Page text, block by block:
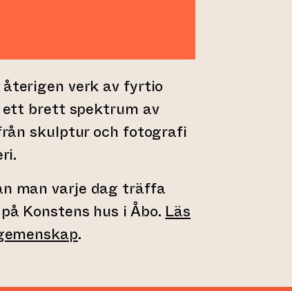
verk av fyrtio
ett brett spektrum av
skulptur och fotografi
man varje dag träffa
Konstens hus i Åbo. Läs
.